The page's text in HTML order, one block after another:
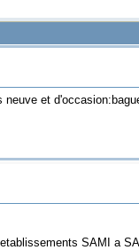
et
SAMI a